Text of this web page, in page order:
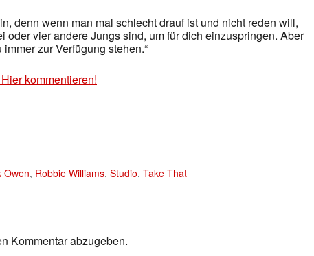
denn wenn man mal schlecht drauf ist und nicht reden will,
oder vier andere Jungs sind, um für dich einzuspringen. Aber
zur Verfügung stehen.“
kommentieren!
Owen, Robbie Williams, Studio, Take That
Kommentar abzugeben.